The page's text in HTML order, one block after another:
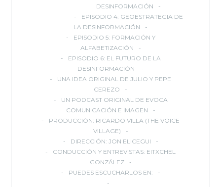
DESINFORMACIÓN
EPISODIO 4: GEOESTRATEGIA DE
LA DESINFORMACIÓN
EPISODIO 5: FORMACIÓN Y
ALFABETIZACIÓN
EPISODIO 6: EL FUTURO DE LA
DESINFORMACIÓN
UNA IDEA ORIGINAL DE JULIO Y PEPE
CEREZO
UN PODCAST ORIGINAL DE EVOCA
COMUNICACIÓN E IMAGEN
PRODUCCIÓN: RICARDO VILLA (THE VOICE
VILLAGE)
DIRECCIÓN: JON ELICEGUI
CONDUCCIÓN Y ENTREVISTAS: EITXCHEL
GONZÁLEZ
PUEDES ESCUCHARLOS EN: